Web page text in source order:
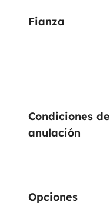
Fianza
Condiciones de
anulación
Opciones